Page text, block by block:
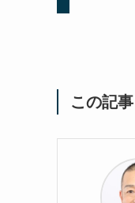
この記